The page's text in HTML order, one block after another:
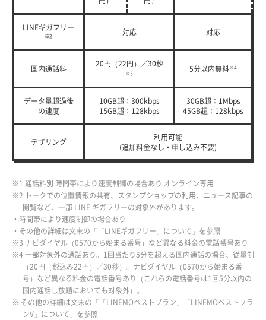
LINEギガフリー
※2 対応 対応
国内通話料
20円（22円）／30秒
※3 5分以内無料※4
データ量超過後
の速度
10GB超：300kbps
15GB超：128kbps
30GB超：1Mbps
45GB超：128kbps
テザリング
利用可能
(追加料金なし・申し込み不要)
※1 通話料別 時間帯により速度制御の場合あり オンライン専用
※2 トークでの位置情報の共有、スタンプショップの利用、ニュース記事の
閲覧など、一部 LINE ギガフリーの対象外があります。
・時間帯により速度制御の場合あり
・その他の詳細は文末の「「LINEギガフリー」について」を参照
※3 ナビダイヤル（0570から始まる番号）など異なる料金の電話番号あり
※4 一部対象外の通話あり。1回当たり5分を超える国内通話の場合、従量制
（20円（税込み22円）／30秒）。ナビダイヤル（0570から始まる番
号）など異なる料金の電話番号あり（これらの電話番号は1回5分以内の
国内通話し放題においても対象外）。
※ その他の詳細は文末の「「LINEMOベストプラン」「LINEMOベストプラ
ンV」について」を参照